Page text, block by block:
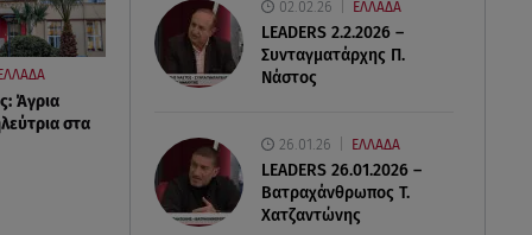
02.02.26 ΕΛΛΑΔΑ
LEADERS 2.2.2026 –
Συνταγματάρχης Π.
Νάστος
26.01.26 ΕΛΛΑΔΑ
LEADERS 26.01.2026 –
Βατραχάνθρωπος Τ.
Χατζαντώνης
ΕΛΛΑΔΑ
Άγρια
στα